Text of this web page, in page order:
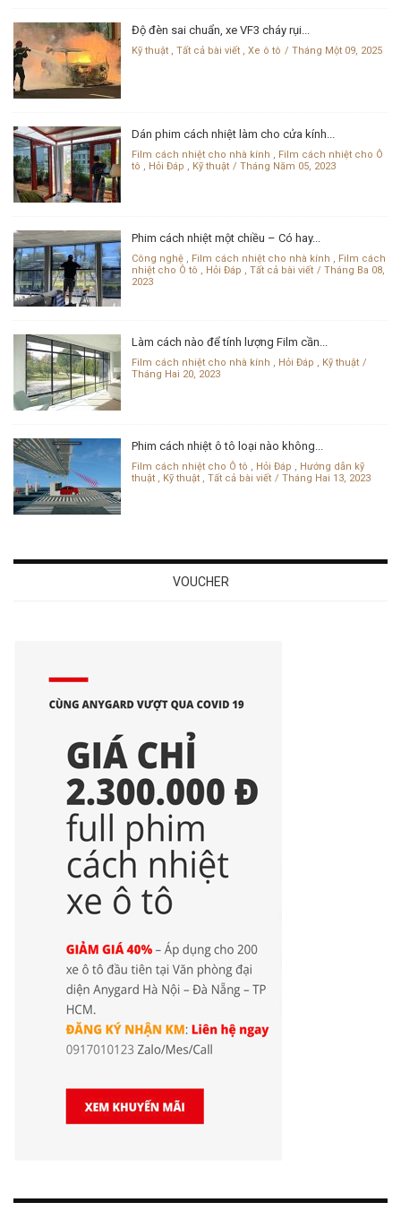
Độ đèn sai chuẩn, xe VF3 cháy rụi...
Kỹ thuật , Tất cả bài viết , Xe ô tô Tháng Một 09, 2025
Dán phim cách nhiệt làm cho cửa kính...
Film cách nhiệt cho nhà kính , Film cách nhiệt cho Ô
tô , Hỏi Đáp , Kỹ thuật Tháng Năm 05, 2023
Phim cách nhiệt một chiều – Có hay...
Công nghệ , Film cách nhiệt cho nhà kính , Film cách
nhiệt cho Ô tô , Hỏi Đáp , Tất cả bài viết
Tháng Ba 08,
2023
Làm cách nào để tính lượng Film cần...
Film cách nhiệt cho nhà kính , Hỏi Đáp , Kỹ thuật
Tháng Hai 20, 2023
Phim cách nhiệt ô tô loại nào không...
Film cách nhiệt cho Ô tô , Hỏi Đáp , Hướng dẫn kỹ
thuật , Kỹ thuật , Tất cả bài viết Tháng Hai 13, 2023
VOUCHER